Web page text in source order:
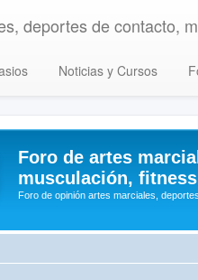
deportes de contacto,
Noticias y Cursos
Foro de artes
musculación,
Foro de opinión artes marciales,